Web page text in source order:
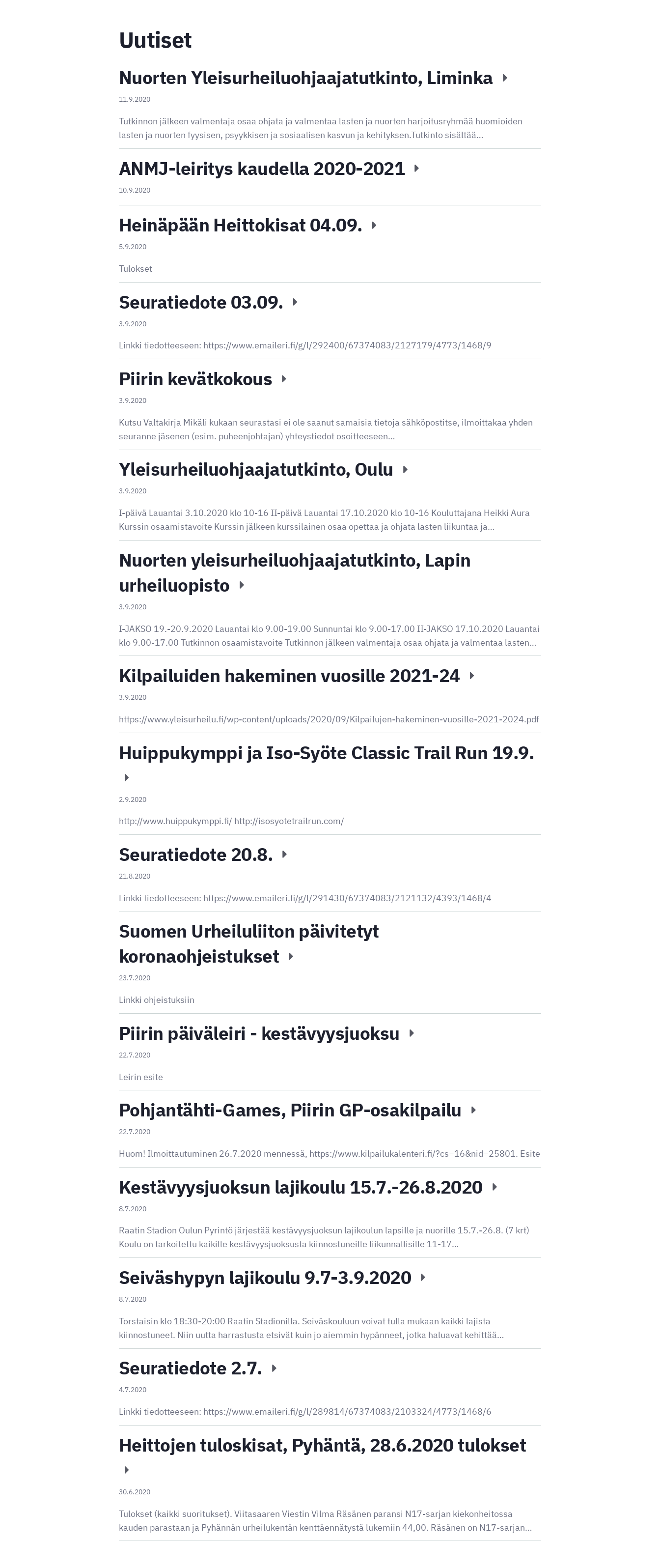
Uutiset
Nuorten Yleisurheiluohjaajatutkinto, Liminka
11.9.2020
Tutkinnon jälkeen valmentaja osaa ohjata ja valmentaa lasten ja nuorten harjoitusryhmää huomioiden
lasten ja nuorten fyysisen, psyykkisen ja sosiaalisen kasvun ja kehityksen.Tutkinto sisältää…
ANMJ-leiritys kaudella 2020-2021
10.9.2020
Heinäpään Heittokisat 04.09.
5.9.2020
Tulokset
Seuratiedote 03.09.
3.9.2020
Linkki tiedotteeseen: https://www.emaileri.fi/g/l/292400/67374083/2127179/4773/1468/9
Piirin kevätkokous
3.9.2020
Kutsu Valtakirja Mikäli kukaan seurastasi ei ole saanut samaisia tietoja sähköpostitse, ilmoittakaa yhden
seuranne jäsenen (esim. puheenjohtajan) yhteystiedot osoitteeseen…
Yleisurheiluohjaajatutkinto, Oulu
3.9.2020
I-päivä Lauantai 3.10.2020 klo 10-16 II-päivä Lauantai 17.10.2020 klo 10-16 Kouluttajana Heikki Aura
Kurssin osaamistavoite Kurssin jälkeen kurssilainen osaa opettaa ja ohjata lasten liikuntaa ja…
Nuorten yleisurheiluohjaajatutkinto, Lapin
urheiluopisto
3.9.2020
I-JAKSO 19.-20.9.2020 Lauantai klo 9.00-19.00 Sunnuntai klo 9.00-17.00 II-JAKSO 17.10.2020 Lauantai
klo 9.00-17.00 Tutkinnon osaamistavoite Tutkinnon jälkeen valmentaja osaa ohjata ja valmentaa lasten…
Kilpailuiden hakeminen vuosille 2021-24
3.9.2020
https://www.yleisurheilu.fi/wp-content/uploads/2020/09/Kilpailujen-hakeminen-vuosille-2021-2024.pdf
Huippukymppi ja Iso-Syöte Classic Trail Run 19.9.
2.9.2020
http://www.huippukymppi.fi/ http://isosyotetrailrun.com/
Seuratiedote 20.8.
21.8.2020
Linkki tiedotteeseen: https://www.emaileri.fi/g/l/291430/67374083/2121132/4393/1468/4
Suomen Urheiluliiton päivitetyt
koronaohjeistukset
23.7.2020
Linkki ohjeistuksiin
Piirin päiväleiri - kestävyysjuoksu
22.7.2020
Leirin esite
Pohjantähti-Games, Piirin GP-osakilpailu
22.7.2020
Huom! Ilmoittautuminen 26.7.2020 mennessä, https://www.kilpailukalenteri.fi/?cs=16&nid=25801. Esite
Kestävyysjuoksun lajikoulu 15.7.-26.8.2020
8.7.2020
Raatin Stadion Oulun Pyrintö järjestää kestävyysjuoksun lajikoulun lapsille ja nuorille 15.7.-26.8. (7 krt)
Koulu on tarkoitettu kaikille kestävyysjuoksusta kiinnostuneille liikunnallisille 11-17…
Seiväshypyn lajikoulu 9.7-3.9.2020
8.7.2020
Torstaisin klo 18:30-20:00 Raatin Stadionilla. Seiväskouluun voivat tulla mukaan kaikki lajista
kiinnostuneet. Niin uutta harrastusta etsivät kuin jo aiemmin hypänneet, jotka haluavat kehittää…
Seuratiedote 2.7.
4.7.2020
Linkki tiedotteeseen: https://www.emaileri.fi/g/l/289814/67374083/2103324/4773/1468/6
Heittojen tuloskisat, Pyhäntä, 28.6.2020 tulokset
30.6.2020
Tulokset (kaikki suoritukset). Viitasaaren Viestin Vilma Räsänen paransi N17-sarjan kiekonheitossa
kauden parastaan ja Pyhännän urheilukentän kenttäennätystä lukemiin 44,00. Räsänen on N17-sarjan…